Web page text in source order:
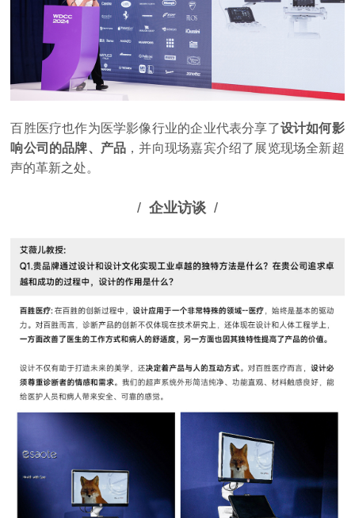
百胜医疗也作为医学影像行业的企业代表分享了设计如何影
响公司的品牌、产品 ，并向现场嘉宾介绍了展览现场全新超
声的革新之处。
/ 企业访谈 /